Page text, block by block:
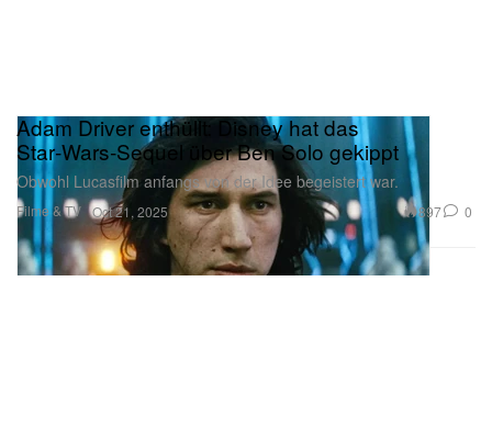
Filme & TV
Adam Driver enthüllt: Disney hat das
Star‑Wars‑Sequel über Ben Solo gekippt
Obwohl Lucasfilm anfangs von der Idee begeistert war.
Oct 21, 2025 897 0